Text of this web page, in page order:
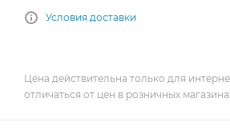
Условия доставки
Цена действительна только для
отличаться от цен в розничных